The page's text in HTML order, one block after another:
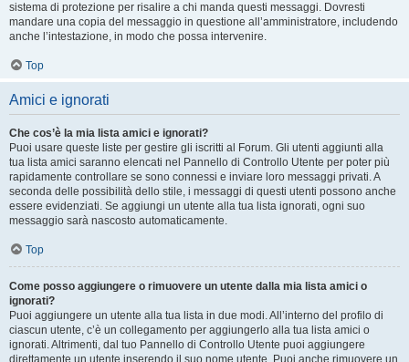
sistema di protezione per risalire a chi manda questi messaggi. Dovresti
mandare una copia del messaggio in questione all’amministratore, includendo
anche l’intestazione, in modo che possa intervenire.
Top
Amici e ignorati
Che cos’è la mia lista amici e ignorati?
Puoi usare queste liste per gestire gli iscritti al Forum. Gli utenti aggiunti alla
tua lista amici saranno elencati nel Pannello di Controllo Utente per poter più
rapidamente controllare se sono connessi e inviare loro messaggi privati. A
seconda delle possibilità dello stile, i messaggi di questi utenti possono anche
essere evidenziati. Se aggiungi un utente alla tua lista ignorati, ogni suo
messaggio sarà nascosto automaticamente.
Top
Come posso aggiungere o rimuovere un utente dalla mia lista amici o
ignorati?
Puoi aggiungere un utente alla tua lista in due modi. All’interno del profilo di
ciascun utente, c’è un collegamento per aggiungerlo alla tua lista amici o
ignorati. Altrimenti, dal tuo Pannello di Controllo Utente puoi aggiungere
direttamente un utente inserendo il suo nome utente. Puoi anche rimuovere un